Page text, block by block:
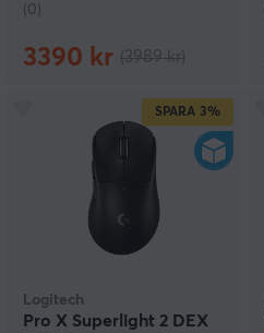
(0)
3390 kr
SPARA 3%
Logitech
Pro X Superlight 2 DEX